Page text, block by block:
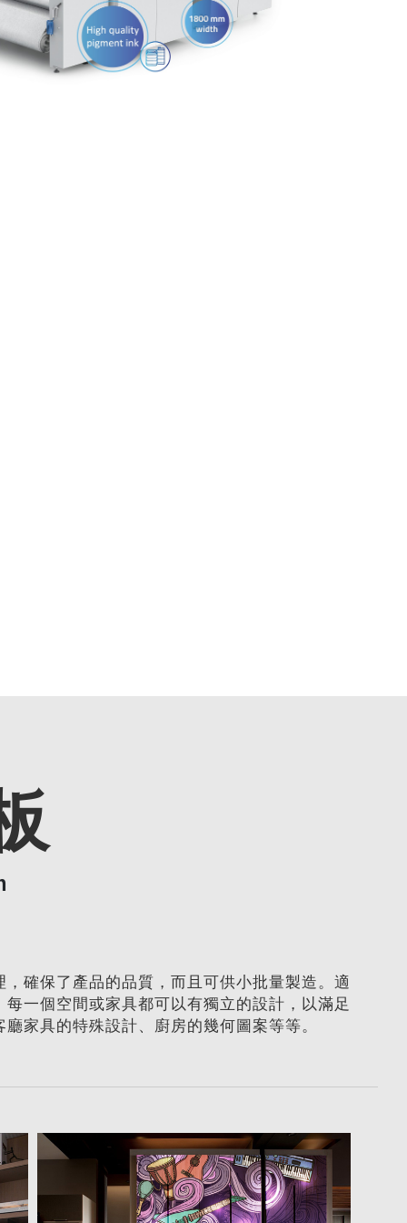
確保了產品的品質，而且可供小批量製造。適
一個空間或家具都可以有獨立的設計，以滿足
家具的特殊設計、廚房的幾何圖案等等。